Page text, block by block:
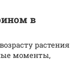
в
растения
моменты,